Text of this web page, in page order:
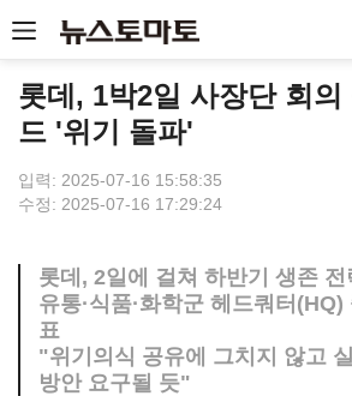
롯데, 1박2일 사장단 회
드 '위기 돌파'
입력: 2025-07-16 15:58:35
수정: 2025-07-16 17:29:24
롯데, 2일에 걸쳐 하반기 생존 전
유통·식품·화학군 헤드쿼터
표
"위기의식 공유에 그치지 않고
방안 요구될 듯"